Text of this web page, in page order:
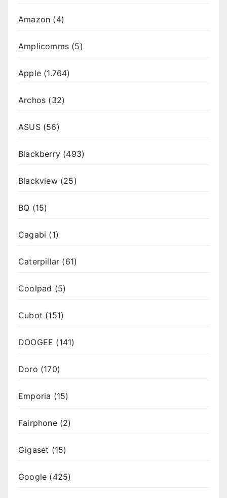
Amazon (4)
Amplicomms (5)
Apple (1.764)
Archos (32)
ASUS(56)
Blackberry (493)
Blackview(25)
BQ (15)
Cagabi (1)
Caterpillar (61)
Coolpad (5)
Cubot (151)
DOOGEE (141)
Doro (170)
Emporia (15)
Fairphone(2)
Gigaset (15)
Google (425)